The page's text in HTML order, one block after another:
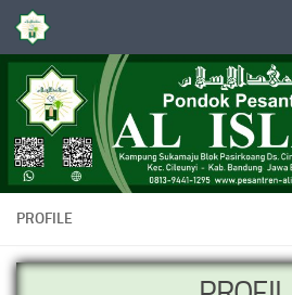
Skip to content
PROFILE